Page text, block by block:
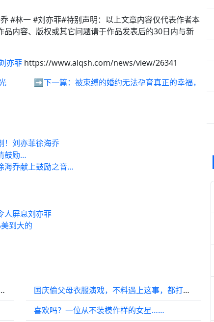
#林一 #刘亦菲#特别声明：以上文章内容仅代表作者本
内容、版权或其它问题请于作品发表后的30日内与新
亦菲 https://www.alqsh.com/news/view/26341
➡️下一篇： 被束缚的婚约无法孕育真正的幸福，
！刘亦菲徐海乔
鼓励…
海乔献上鼓励之音…
人屏息刘亦菲
到大的
接动起手来，太刺激了
国庆偷父母衣服演戏，不料遇上这事，都打成一团！
喜欢吗？一位从不装模作样的女星……